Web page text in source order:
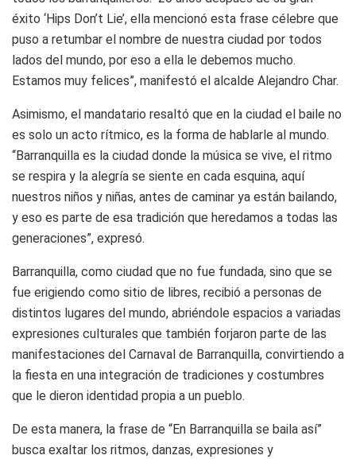
éxito ‘Hips Don’t Lie’, ella mencionó esta frase célebre que
puso a retumbar el nombre de nuestra ciudad por todos
lados del mundo, por eso a ella le debemos mucho.
Estamos muy felices”, manifestó el alcalde Alejandro Char.
Asimismo, el mandatario resaltó que en la ciudad el baile no
es solo un acto rítmico, es la forma de hablarle al mundo.
“Barranquilla es la ciudad donde la música se vive, el ritmo
se respira y la alegría se siente en cada esquina, aquí
nuestros niños y niñas, antes de caminar ya están bailando,
y eso es parte de esa tradición que heredamos a todas las
generaciones”, expresó.
Barranquilla, como ciudad que no fue fundada, sino que se
fue erigiendo como sitio de libres, recibió a personas de
distintos lugares del mundo, abriéndole espacios a variadas
expresiones culturales que también forjaron parte de las
manifestaciones del Carnaval de Barranquilla, convirtiendo a
la fiesta en una integración de tradiciones y costumbres
que le dieron identidad propia a un pueblo.
De esta manera, la frase de “En Barranquilla se baila así”
busca exaltar los ritmos, danzas, expresiones y